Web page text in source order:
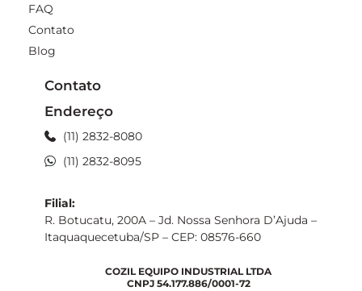
FAQ
Contato
Blog
Contato
Endereço
(11) 2832-8080
(11) 2832-8095
Filial:
R. Botucatu, 200A – Jd. Nossa Senhora D’Ajuda –
Itaquaquecetuba/SP – CEP: 08576-660
COZIL EQUIPO INDUSTRIAL LTDA
CNPJ 54.177.886/0001-72